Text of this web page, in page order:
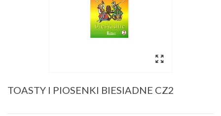
TOASTY I PIOSENKI BIESIADNE CZ2